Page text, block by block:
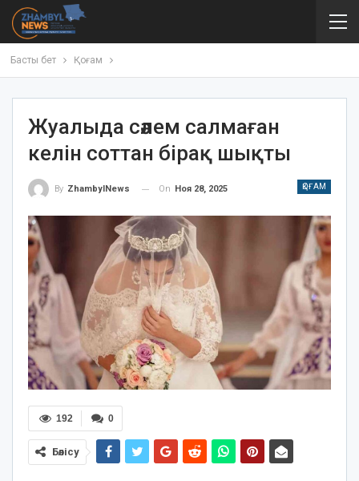
Басты бет Қоғам
Жуалыда сәлем салмаған
келін соттан бірақ шықты
ҚОҒАМ
By ZhambylNews On Ноя 28, 2025
0
192
Бөлісу